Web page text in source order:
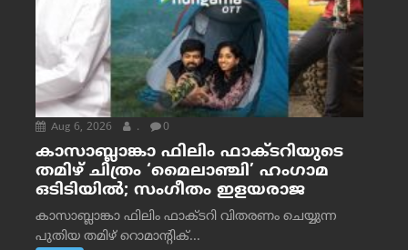
Aug 6, 2026 . 0
കാസാബ്ലാങ്കാ ഫിലിം ഫാക്ടറിയുടെ
തമിഴ് ചിത്രം ‘മൈലാഞ്ചി’ ഹംഗാമ
ഒടിടിയിൽ; സംഗീതം ഇളയരാജ
കാസാബ്ലാങ്കാ ഫിലിം ഫാക്ടറി വിതരണം ചെയ്യുന്ന
പുതിയ തമിഴ് റൊമാന്റിക്...